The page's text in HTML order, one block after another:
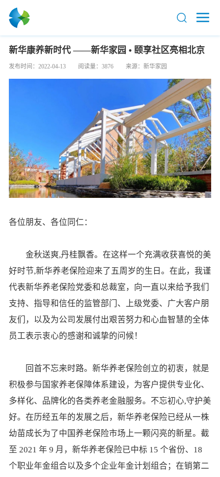
新华康养新时代 ——新华家园 • 颐享社区亮相北京
发布时间：2022-04-13 阅读量：3876 来源：新华家园
各位朋友、各位同仁：
金秋送爽,丹桂飘香。在这样一个充满收获喜悦的美
好时节,新华养老保险迎来了五周岁的生日。在此，我谨
代表新华养老保险党委和总裁室，向一直以来给予我们
支持、指导和信任的监管部门、上级党委、广大客户朋
友们，以及为公司发展付出艰苦努力和心血智慧的全体
员工表示衷心的感谢和诚挚的问候！
回首不忘来时路。新华养老保险创立的初衷，就是
积极参与国家养老保障体系建设，为客户提供专业化、
多样化、品牌化的各类养老金融服务。不忘初心,守护美
好。在历经五年的发展之后，新华养老保险已经从一株
幼苗成长为了中国养老保险市场上一颗闪亮的新星。截
至 2021 年 9 月，新华养老保险已中标 15 个省份、18
个职业年金组合以及多个企业年金计划组合；在销第二